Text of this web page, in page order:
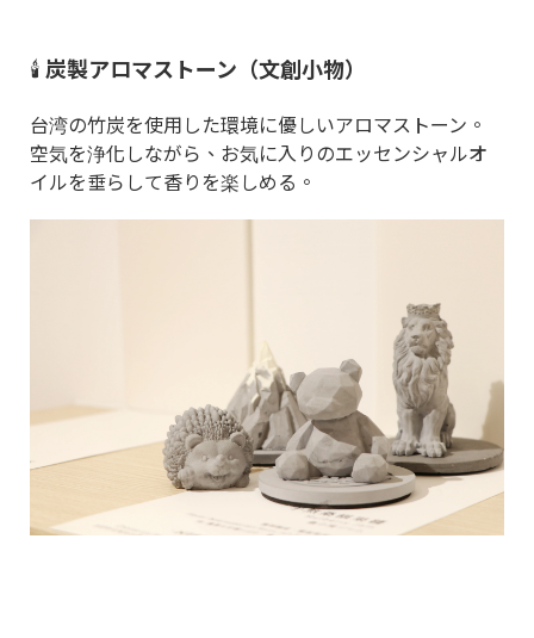
🕯️ 炭製アロマストーン（文創小物）
台湾の竹炭を使用した環境に優しいアロマストーン。
空気を浄化しながら、お気に入りのエッセンシャルオ
イルを垂らして香りを楽しめる。